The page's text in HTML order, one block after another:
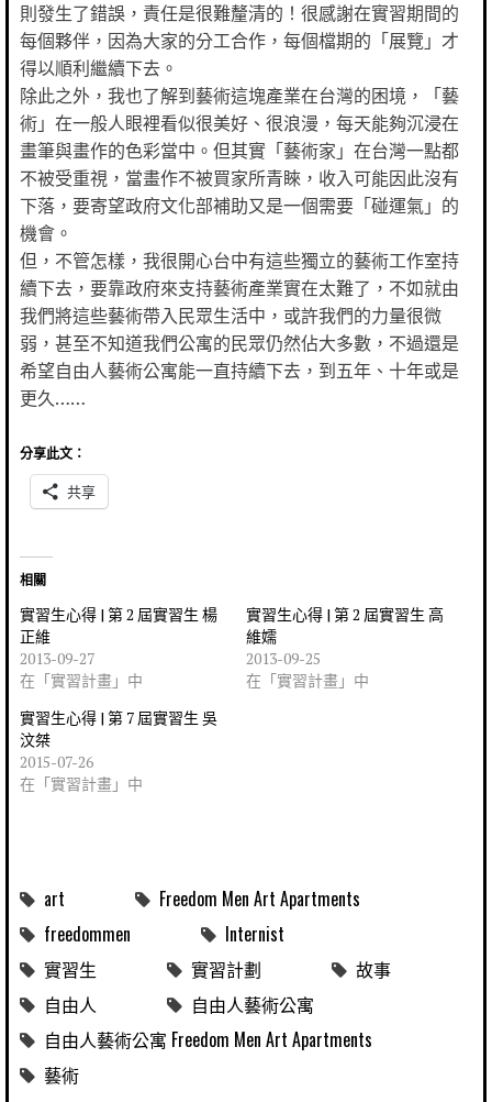
則發生了錯誤，責任是很難釐清的！很感謝在實習期間的
每個夥伴，因為大家的分工合作，每個檔期的「展覽」才
得以順利繼續下去。
除此之外，我也了解到藝術這塊產業在台灣的困境，「藝
術」在一般人眼裡看似很美好、很浪漫，每天能夠沉浸在
畫筆與畫作的色彩當中。但其實「藝術家」在台灣一點都
不被受重視，當畫作不被買家所青睞，收入可能因此沒有
下落，要寄望政府文化部補助又是一個需要「碰運氣」的
機會。
但，不管怎樣，我很開心台中有這些獨立的藝術工作室持
續下去，要靠政府來支持藝術產業實在太難了，不如就由
我們將這些藝術帶入民眾生活中，或許我們的力量很微
弱，甚至不知道我們公寓的民眾仍然佔大多數，不過還是
希望自由人藝術公寓能一直持續下去，到五年、十年或是
更久……
分享此文：
共享
相關
實習生心得 | 第 2 屆實習生 楊
正維
2013-09-27
在「實習計畫」中
實習生心得 | 第 2 屆實習生 高
維嬬
2013-09-25
在「實習計畫」中
實習生心得 | 第 7 屆實習生 吳
汶桀
2015-07-26
在「實習計畫」中
art
Freedom Men Art Apartments
freedommen
Internist
實習生
實習計劃
故事
自由人
自由人藝術公寓
自由人藝術公寓 Freedom Men Art Apartments
藝術